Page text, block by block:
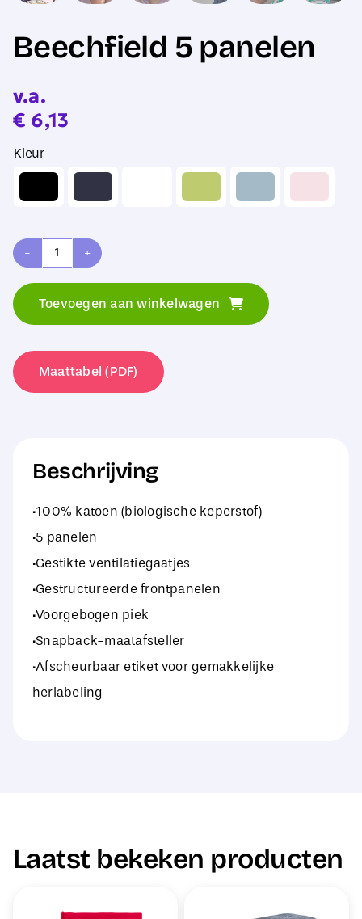
Beechfield 5 panelen
v.a.
€ 6,13
Kleur
Beechfield
panelen
Toevoegen aan winkelwagen
Maattabel (PDF)
Beschrijving
·100% katoen (biologische keperstof)
·5 panelen
·Gestikte ventilatiegaatjes
·Gestructureerde frontpanelen
·Voorgebogen piek
·Snapback-maatafsteller
·Afscheurbaar etiket voor gemakkelijke
herlabeling
Laatst bekeken producten